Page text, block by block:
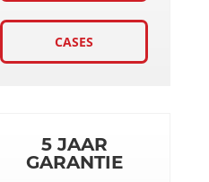
CASES
5 JAAR
GARANTIE